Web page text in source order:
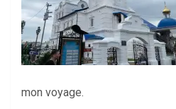
mon voyage.